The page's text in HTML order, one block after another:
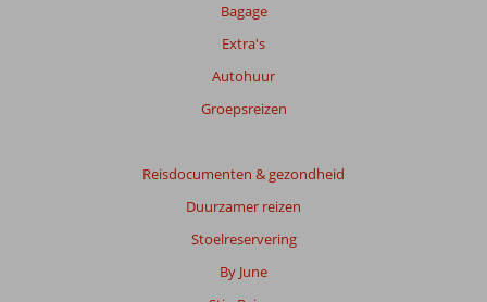
Bagage
Extra's
Autohuur
Groepsreizen
Reisdocumenten & gezondheid
Duurzamer reizen
Stoelreservering
By June